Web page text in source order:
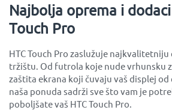
Najbolja oprema i dodaci
Touch Pro
HTC Touch Pro zaslužuje
tržištu. Od futrola koje nude vrhunsku
zaštita ekrana koji čuvaju vaš displej od
naša ponuda sadrži sve što vam je
poboljšate vaš HTC Touch Pro.